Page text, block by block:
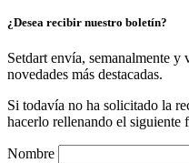
¿Desea recibir nuestro boletín?
Setdart envía, semanalmente
novedades más destacadas.
Si todavía no ha solicitado la
hacerlo rellenando el siguiente
Nombre